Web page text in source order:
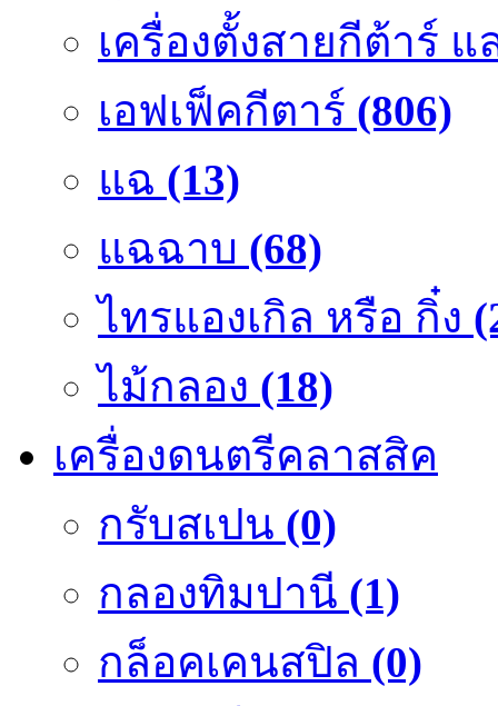
เครื่องตั้งสายกีต้าร์ แ
เอฟเฟ็คกีตาร์ (806)
แฉ (13)
แฉฉาบ (68)
ไทรแองเกิล หรือ กิ๋ง
ไม้กลอง (18)
เครื่องดนตรีคลาสสิค
กรับสเปน (0)
กลองทิมปานี (1)
กล็อคเคนสปิล (0)